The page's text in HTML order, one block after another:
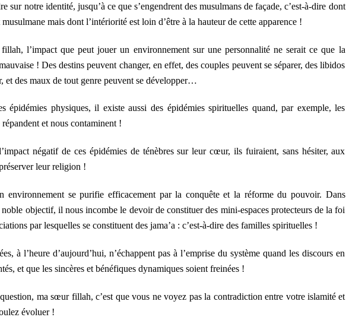
sur notre identité, jusqu’à ce que s’engendrent des musulmans de façade, c’est-à-dire dont
musulmane mais dont l’intériorité est loin d’être à la hauteur de cette apparence !
l’impact que peut jouer un environnement sur une personnalité ne serait ce que la
! Des destins peuvent changer, en effet, des couples peuvent se séparer, des libidos
et des maux de tout genre peuvent se développer…
épidémies physiques, il existe aussi des épidémies spirituelles quand, par exemple, les
et nous contaminent !
négatif de ces épidémies de ténèbres sur leur cœur, ils fuiraient, sans hésiter, aux
leur religion !
environnement se purifie efficacement par la conquête et la réforme du pouvoir. Dans
noble objectif, il nous incombe le devoir de constituer des mini-espaces protecteurs de la foi
par lesquelles se constituent des jama’a : c’est-à-dire des familles spirituelles !
à l’heure d’aujourd’hui, n’échappent pas à l’emprise du système quand les discours en
et que les sincères et bénéfiques dynamiques soient freinées !
ma sœur fillah, c’est que vous ne voyez pas la contradiction entre votre islamité et
évoluer !